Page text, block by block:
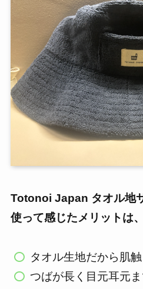
Totonoi Japan タオル地
使って感じたメリットは
タオル生地だから肌
つばが長く目元耳元